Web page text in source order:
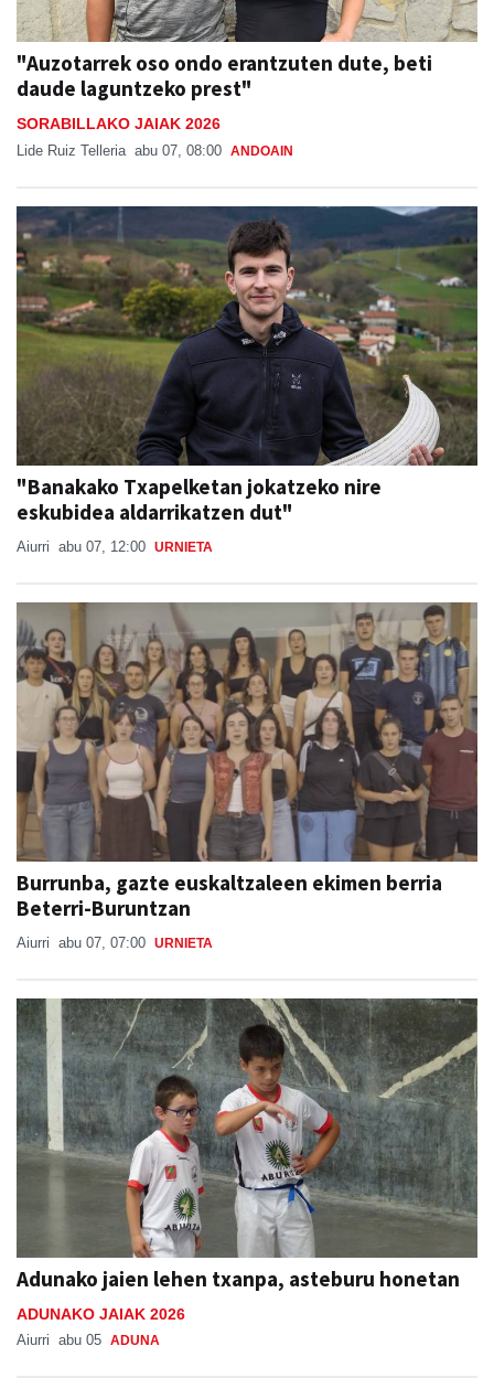
"Auzotarrek oso ondo erantzuten dute, beti
daude laguntzeko prest"
SORABILLAKO JAIAK 2026
Lide Ruiz Telleria abu 07, 08:00
"Banakako Txapelketan jokatzeko nire
eskubidea aldarrikatzen dut"
Aiurri abu 07, 12:00 URNIETA
Burrunba, gazte euskaltzaleen ekimen berria
Beterri-Buruntzan
Aiurri abu 07, 07:00 URNIETA
Adunako jaien lehen txanpa, asteburu honetan
abu 05